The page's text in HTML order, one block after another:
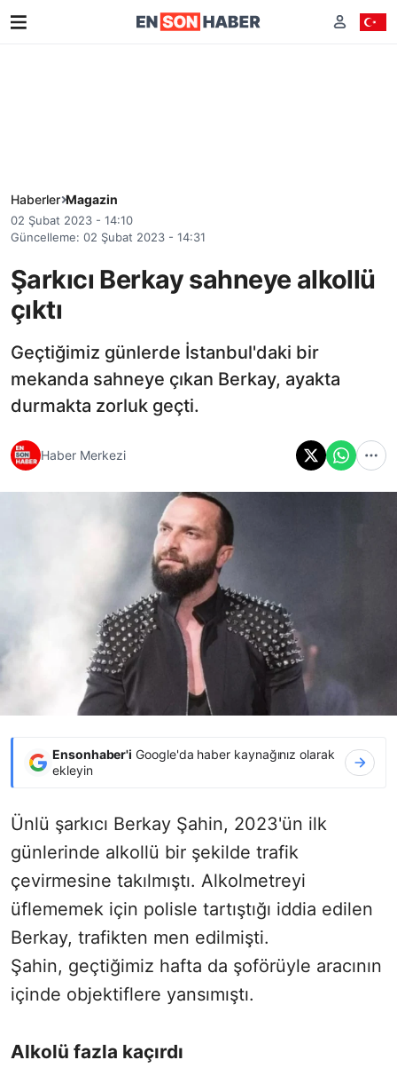
Haberler Magazin
02 Şubat 2023 - 14:10
Güncelleme: 02 Şubat 2023 - 14:31
Şarkıcı Berkay sahneye alkollü
çıktı
Geçtiğimiz günlerde İstanbul'daki bir
mekanda sahneye çıkan Berkay, ayakta
durmakta zorluk geçti.
Haber Merkezi
Ensonhaber'i Google'da haber kaynağınız olarak
ekleyin
Ünlü şarkıcı Berkay Şahin, 2023'ün ilk
günlerinde alkollü bir şekilde trafik
çevirmesine takılmıştı. Alkolmetreyi
üflememek için polisle tartıştığı iddia edilen
Berkay, trafikten men edilmişti.
Şahin, geçtiğimiz hafta da şoförüyle aracının
içinde objektiflere yansımıştı.
Alkolü fazla kaçırdı